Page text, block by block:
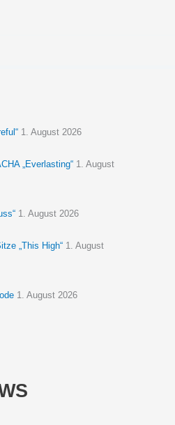
1. August 2026
„Everlasting“ 1. August
1. August 2026
„This High“ 1. August
1. August 2026